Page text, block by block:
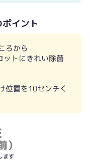
イント
ろから
ットにきれい除菌
位置を10センチく
）
ます